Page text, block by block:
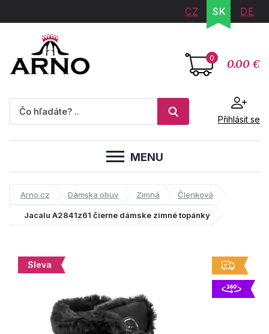
CZ SK DE
0 0.00 €
Přihlásit se
MENU
Arno.cz Dámska obuv Zimná Členková
Jacalu A2841z61 čierne dámske zimné topánky
Sleva